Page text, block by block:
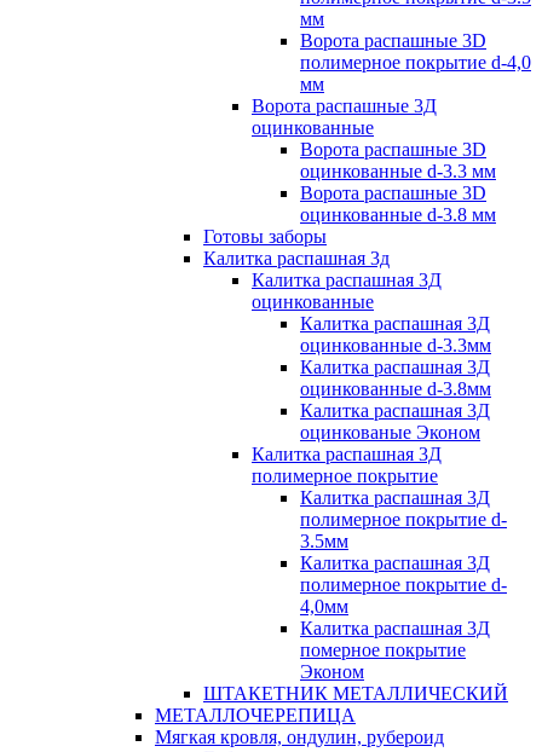
мм
Ворота распашные 3D
полимерное покрытие d-4,0
мм
Ворота распашные 3Д
оцинкованные
Ворота распашные 3D
оцинкованные d-3.3 мм
Ворота распашные 3D
оцинкованные d-3.8 мм
Готовы заборы
Калитка распашная 3д
Калитка распашная 3Д
оцинкованные
Калитка распашная 3Д
оцинкованные d-3.3мм
Калитка распашная 3Д
оцинкованные d-3.8мм
Калитка распашная 3Д
оцинкованые Эконом
Калитка распашная 3Д
полимерное покрытие
Калитка распашная 3Д
полимерное покрытие d-
3.5мм
Калитка распашная 3Д
полимерное покрытие d-
4,0мм
Калитка распашная 3Д
померное покрытие
Эконом
ШТАКЕТНИК МЕТАЛЛИЧЕСКИЙ
МЕТАЛЛОЧЕРЕПИЦА
Мягкая кровля, ондулин, рубероид